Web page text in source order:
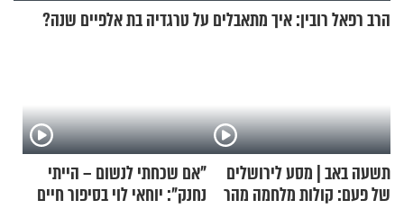
הרב רפאל רובין: איך מתאבלים על טרגדיה בת אלפיים שנה?
תשעה באב | מסע לירושלים
של פעם: קולות מלחמה מהר
"אם שכחתי לנשום – הייתי
נחנק": יוחאי לוי בסיפור חיים